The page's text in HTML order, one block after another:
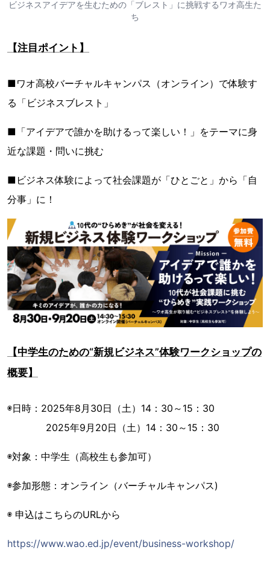
ビジネスアイデアを生むための「ブレスト」に挑戦するワオ高生た
ち
【注目ポイント】
■ワオ高校バーチャルキャンパス（オンライン）で体験す
る「ビジネスブレスト」
■「アイデアで誰かを助けるって楽しい！」をテーマに身
近な課題・問いに挑む
■ビジネス体験によって社会課題が「ひとごと」から「自
分事」に！
【中学生のための“新規ビジネス”体験ワークショップの
概要】
◉日時：2025年8月30日（土）14：30～15：30
2025年9月20日（土）14：30～15：30
◉対象：中学生（高校生も参加可）
◉参加形態：オンライン（バーチャルキャンパス)
◉ 申込はこちらのURLから
https://www.wao.ed.jp/event/business-workshop/